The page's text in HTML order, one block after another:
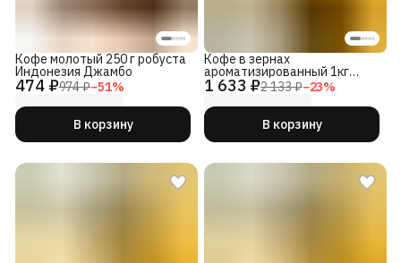
474 ₽974 ₽−51%
Кофе молотый 250 г робуста
Индонезия Джамбо
В корзину
1 633 ₽2 133 ₽−23%
Кофе в зернах
ароматизированный 1кг
Вишня в коньяке 100%
Арабика
В корзину